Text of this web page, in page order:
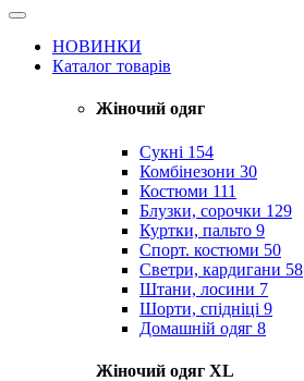
НОВИНКИ
Каталог товарів
Жіночий одяг
Сукні 154
Комбінезони 30
Костюми 111
Блузки, сорочки 129
Куртки, пальто 9
Спорт. костюми 50
Светри, кардигани 58
Штани, лосини 7
Шорти, спідніці 9
Домашній одяг 8
Жіночий одяг XL